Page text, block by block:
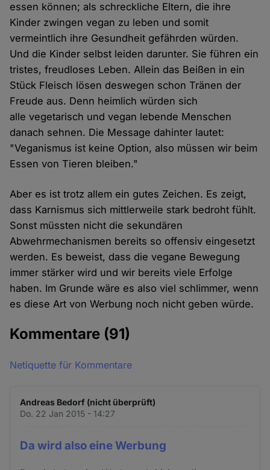
essen können; als schreckliche Eltern, die ihre
Kinder zwingen vegan zu leben und somit
vermeintlich ihre Gesundheit gefährden würden.
Und die Kinder selbst leiden darunter. Sie führen ein
tristes, freudloses Leben. Allein das Beißen in ein
Stück Fleisch lösen deswegen schon Tränen der
Freude aus. Denn heimlich würden sich
alle vegetarisch und vegan lebende Menschen
danach sehnen. Die Message dahinter lautet:
"Veganismus ist keine Option, also müssen wir beim
Essen von Tieren bleiben."
Aber es ist trotz allem ein gutes Zeichen. Es zeigt,
dass Karnismus sich mittlerweile stark bedroht fühlt.
Sonst müssten nicht die sekundären
Abwehrmechanismen bereits so offensiv eingesetzt
werden. Es beweist, dass die vegane Bewegung
immer stärker wird und wir bereits viele Erfolge
haben. Im Grunde wäre es also viel schlimmer, wenn
es diese Art von Werbung noch nicht geben würde.
Kommentare (91)
Netiquette für Kommentare
Andreas Bedorf (nicht überprüft)
Do. 22 Jan 2015 - 14:27
Da wird also eine Werbung